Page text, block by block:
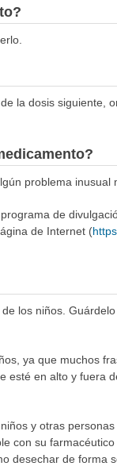
la dosis siguiente,
problema inusual
de
de Internet (
los niños.
ya que muchos
esté en alto y fuera
y otras
con su
desechar de forma